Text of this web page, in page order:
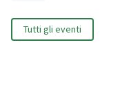
Tutti gli eventi